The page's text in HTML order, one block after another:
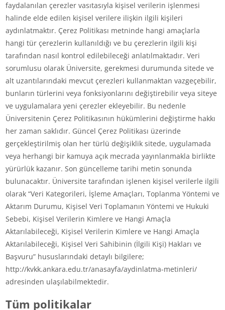
faydalanılan çerezler vasıtasıyla kişisel verilerin işlenmesi
halinde elde edilen kişisel verilere ilişkin ilgili kişileri
aydınlatmaktır. Çerez Politikası metninde hangi amaçlarla
hangi tür çerezlerin kullanıldığı ve bu çerezlerin ilgili kişi
tarafından nasıl kontrol edilebileceği anlatılmaktadır. Veri
sorumlusu olarak Üniversite, gerekmesi durumunda sitede ve
alt uzantılarındaki mevcut çerezleri kullanmaktan vazgeçebilir,
bunların türlerini veya fonksiyonlarını değiştirebilir veya siteye
ve uygulamalara yeni çerezler ekleyebilir. Bu nedenle
Üniversitenin Çerez Politikasının hükümlerini değiştirme hakkı
her zaman saklıdır. Güncel Çerez Politikası üzerinde
gerçekleştirilmiş olan her türlü değişiklik sitede, uygulamada
veya herhangi bir kamuya açık mecrada yayınlanmakla birlikte
yürürlük kazanır. Son güncelleme tarihi metin sonunda
bulunacaktır. Üniversite tarafından işlenen kişisel verilerle ilgili
olarak “Veri Kategorileri, İşleme Amaçları, Toplanma Yöntemi ve
Aktarım Durumu, Kişisel Veri Toplamanın Yöntemi ve Hukuki
Sebebi, Kişisel Verilerin Kimlere ve Hangi Amaçla
Aktarılabileceği, Kişisel Verilerin Kimlere ve Hangi Amaçla
Aktarılabileceği, Kişisel Veri Sahibinin (İlgili Kişi) Hakları ve
Başvuru” hususlarındaki detaylı bilgilere;
http://kvkk.ankara.edu.tr/anasayfa/aydinlatma-metinleri/
adresinden ulaşılabilmektedir.
Tüm politikalar